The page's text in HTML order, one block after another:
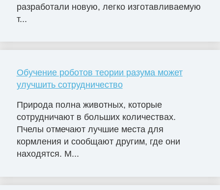
разработали новую, легко изготавливаемую
т...
Обучение роботов теории разума может
улучшить сотрудничество
Природа полна животных, которые
сотрудничают в больших количествах.
Пчелы отмечают лучшие места для
кормления и сообщают другим, где они
находятся. М...